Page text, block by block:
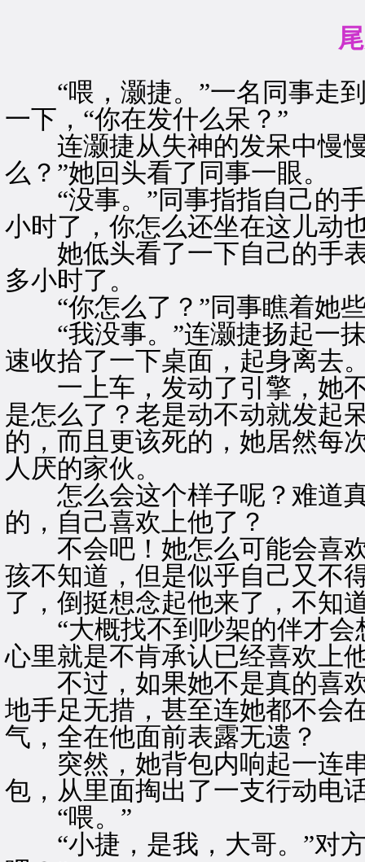
“喂，灏捷。”一名同事走到
一下，“你在发什么呆？”
连灏捷从失神的发呆中慢慢
么？”她回头看了同事一眼。
“没事。”同事指指自己的手
小时了，你怎么还坐在这儿动
她低头看了一下自己的手表
多小时了。
“你怎么了？”同事瞧着她些
“我没事。”连灏捷扬起一抹
速收拾了一下桌面，起身离去
一上车，发动了引擎，她不
是怎么了？老是动不动就发起
的，而且更该死的，她居然每
人厌的家伙。
怎么会这个样子呢？难道真
的，自己喜欢上他了？
不会吧！她怎么可能会喜欢
孩不知道，但是似乎自己又不
了，倒挺想念起他来了，不知
“大概找不到吵架的伴才会
心里就是不肯承认已经喜欢上
不过，如果她不是真的喜欢
地手足无措，甚至连她都不会
气，全在他面前表露无遗？
突然，她背包内响起一连串
包，从里面掏出了一支行动电
“喂。”
“小捷，是我，大哥。”对方